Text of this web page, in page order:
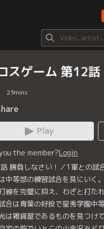
スゲーム 第12話
23mins
Play
the member?Login
勝負しなさい！／1軍との試
中等部の練習試合を見にいく
線を完璧に抑え、わざと打た
合は青葉の好投で星秀学園中
は雑貨屋であるものを見つけ